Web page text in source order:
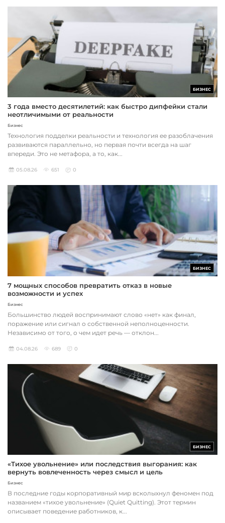
БИЗНЕС
3 года вместо десятилетий: как быстро дипфейки стали
неотличимыми от реальности
Бизнес
Технология подделки реальности и технология ее разоблачения
развиваются параллельно, но первая почти всегда на шаг
впереди. Это не метафора, а то, как...
05.08.26 651 0
БИЗНЕС
7 мощных способов превратить отказ в новые
возможности и успех
Бизнес
Большинство людей воспринимают слово «нет» как финал,
поражение или сигнал о собственной неполноценности.
Независимо от того, о чем идет речь — отклон...
04.08.26 689 0
БИЗНЕС
«Тихое увольнение» или последствия выгорания: как
вернуть вовлеченность через смысл и цель
Бизнес
В последние годы корпоративный мир всколыхнул феномен под
названием «тихое увольнение» (Quiet Quitting). Этот термин
описывает поведение работников, к...